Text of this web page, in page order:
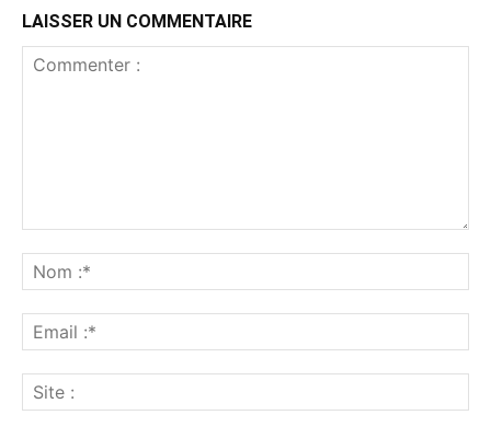
LAISSER UN COMMENTAIRE